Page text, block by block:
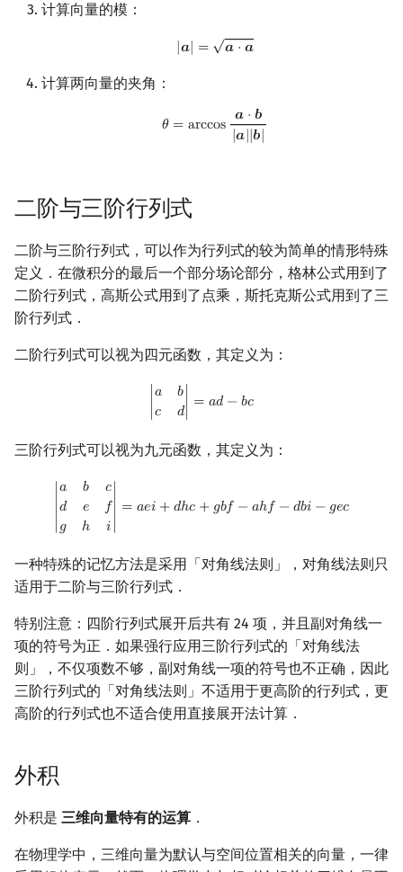
计算向量的模：
|𝒂| =
√
𝒂 ⋅ 𝒂
| a| = a⋅a
计算两向量的夹角：
𝜃 = arccos 𝒂⋅𝒃
|𝒂||𝒃|
θ= |a | |b
二阶与三阶行列式
二阶与三阶行列式，可以作为行列式的较为简单的情形特殊
定义．在微积分的最后一个部分场论部分，格林公式用到了
二阶行列式，高斯公式用到了点乘，斯托克斯公式用到了三
阶行列式．
二阶行列式可以视为四元函数，其定义为：
𝑎
𝑏
𝑐
𝑑∣ = 𝑎𝑑 −𝑏𝑐
|a bc d c
三阶行列式可以视为九元函数，其定义为：
𝑎 𝑏
𝑐
𝑑
𝑒
𝑓
𝑔
ℎ 𝑖
= 𝑎𝑒𝑖 +𝑑ℎ𝑐 +𝑔𝑏𝑓 −𝑎ℎ𝑓 −𝑑𝑏𝑖 −𝑔𝑒𝑐
a cd
一种特殊的记忆方法是采用「对角线法则」，对角线法则只
适用于二阶与三阶行列式．
特别注意：四阶行列式展开后共有 24 项，并且副对角线一
项的符号为正．如果强行应用三阶行列式的「对角线法
则」，不仅项数不够，副对角线一项的符号也不正确，因此
三阶行列式的「对角线法则」不适用于更高阶的行列式，更
高阶的行列式也不适合使用直接展开法计算．
外积
外积是 三维向量特有的运算 ．
在物理学中，三维向量为默认与空间位置相关的向量，一律